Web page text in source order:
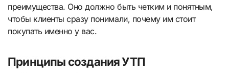
преимущества. Оно должно быть четким и понятным,
чтобы клиенты сразу понимали, почему им стоит
покупать именно у вас.
Принципы создания УТП